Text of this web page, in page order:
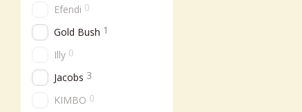
Efendi 0
Gold Bush 1
Illy 0
Jacobs 3
KIMBO 0